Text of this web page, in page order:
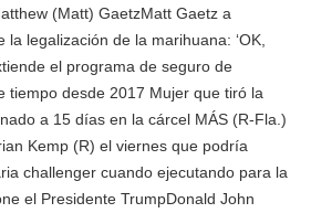
(Matt) GaetzMatt Gaetz a
la legalización de la marihuana: ‘OK,
el programa de seguro de
tiempo desde 2017 Mujer que tiró la
a 15 días en la cárcel MÁS (R-Fla.)
Kemp (R) el viernes que podría
challenger cuando ejecutando para la
el Presidente TrumpDonald John